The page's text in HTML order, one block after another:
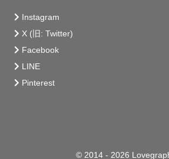
スケジュールが△や✕の日でも対応可
います！
皆さんとお会いできる日を楽しみにし
Instagram
X (旧: Twitter)
Facebook
LINE
Pinterest
© 2014 - 2026